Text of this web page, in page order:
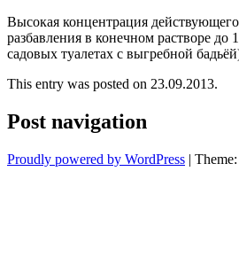
Высокая концентрация
разбавления в конечном растворе до
садовых туалетах с выгребной
This entry was posted on 23.09.2013.
Post navigation
Proudly powered by WordPress |